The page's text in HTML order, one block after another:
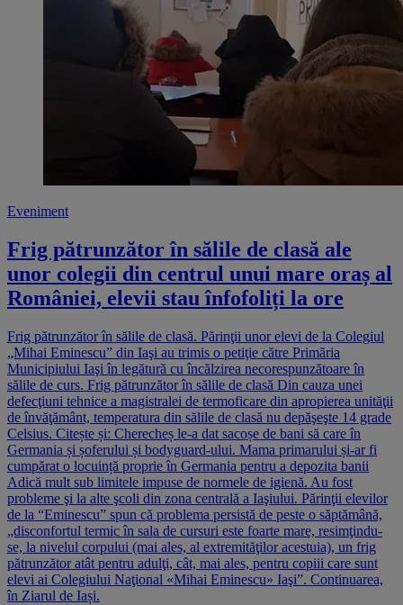
Eveniment
Frig pătrunzător în sălile de clasă ale
unor colegii din centrul unui mare oraș al
României, elevii stau înfofoliți la ore
Frig pătrunzător în sălile de clasă. Părinţii unor elevi de la Colegiul
„Mihai Eminescu” din Iaşi au trimis o petiţie către Primăria
Municipiului Iaşi în legătură cu încălzirea necorespunzătoare în
sălile de curs. Frig pătrunzător în sălile de clasă Din cauza unei
defecţiuni tehnice a magistralei de termoficare din apropierea unităţii
de învăţământ, temperatura din sălile de clasă nu depăşeşte 14 grade
Celsius. Citește și: Cherecheș le-a dat sacoșe de bani să care în
Germania și șoferului și bodyguard-ului. Mama primarului și-ar fi
cumpărat o locuință proprie în Germania pentru a depozita banii
Adică mult sub limitele impuse de normele de igienă. Au fost
probleme şi la alte şcoli din zona centrală a Iaşiului. Părinţii elevilor
de la “Eminescu” spun că problema persistă de peste o săptămână,
„disconfortul termic în sala de cursuri este foarte mare, resimţindu-
se, la nivelul corpului (mai ales, al extremităţilor acestuia), un frig
pătrunzător atât pentru adulţi, cât, mai ales, pentru copiii care sunt
elevi ai Colegiului Naţional «Mihai Eminescu» Iaşi”. Continuarea,
în Ziarul de Iași.